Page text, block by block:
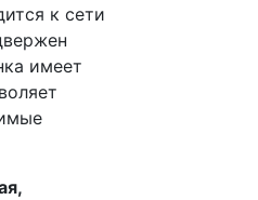
к сети
имеет